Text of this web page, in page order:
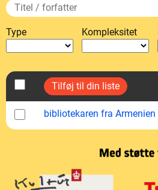
Type Kompleksitet
bibliotekaren fra Armenien